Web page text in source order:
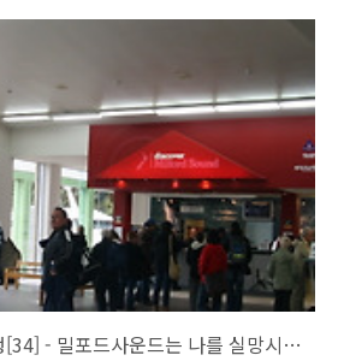
뉴질랜드 자전거 여행[34] - 밀포드사운드는 나를 실망시키지 않았다.